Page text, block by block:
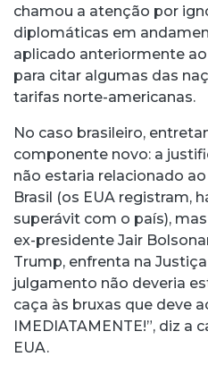
chamou a atenção por
diplomáticas em
aplicado anteriormente ao
para citar algumas das
tarifas norte-americanas.
No caso brasileiro,
componente novo: a
não estaria relacionado
Brasil (os EUA registram,
superávit com o país),
ex-presidente Jair
Trump, enfrenta na Justiça
julgamento não deveria
caça às bruxas que deve
IMEDIATAMENTE!”, diz
EUA.